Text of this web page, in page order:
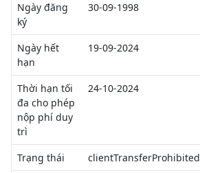
Ngày đăng
ký
30-09-1998
Ngày hết
hạn
19-09-2024
Thời hạn tối
đa cho phép
nộp phí duy
trì
24-10-2024
Trạng thái
clientTransferProhibited